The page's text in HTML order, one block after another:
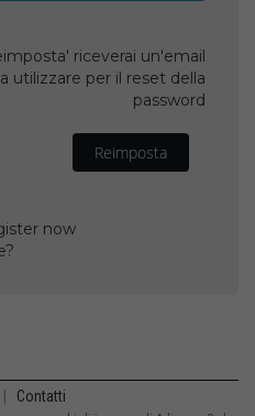
riceverai un'email
utilizzare per il reset della
password
Reimposta
now
Contatti